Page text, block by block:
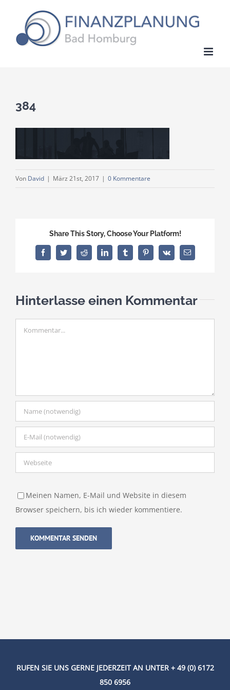
springen
384
Von David | März 21st, 2017 | 0 Kommentare
Share This Story, Choose Your Platform!
FacebookTwitterReddit LinkedInTumblrPinterestVk
E-
Mail
Hinterlasse einen Kommentar
Meinen Namen, E-Mail und Website in diesem
Browser speichern, bis ich wieder kommentiere.
RUFEN SIE UNS GERNE JEDERZEIT AN UNTER + 49 (0) 6172
850 6956